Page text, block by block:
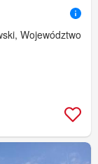
Województwo